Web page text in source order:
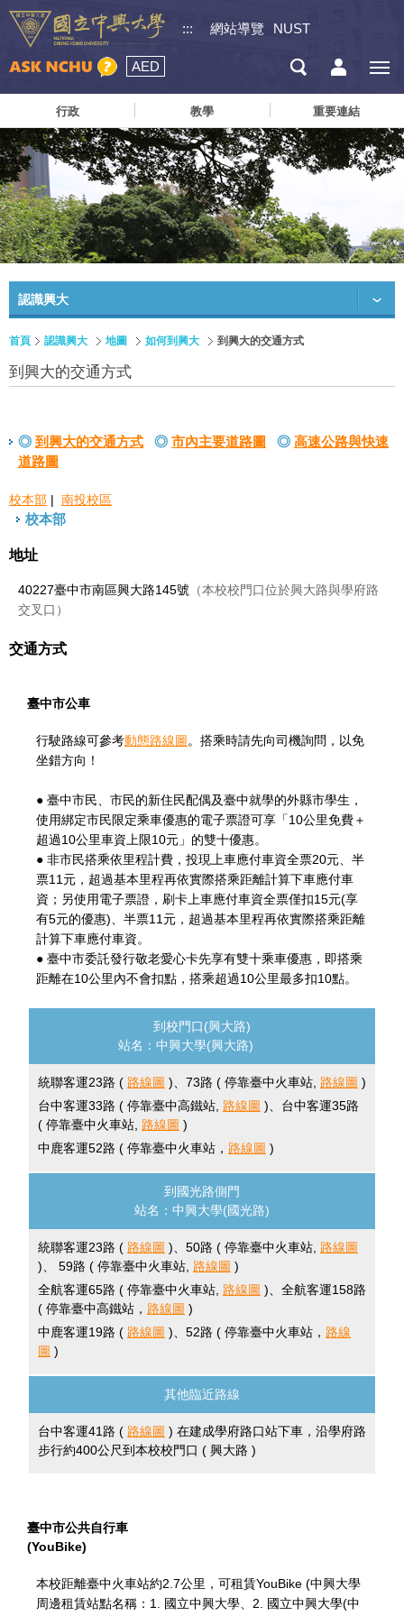
::: 網站導覽 NUST
AED
行政 教學 重要連結
認識興大
首頁 認識興大 地圖 如何到興大 到興大的交通方式
到興大的交通方式
◎ 到興大的交通方式 ◎ 市內主要道路圖 ◎ 高速公路與快速
道路圖
校本部 | 南投校區
校本部
地址
40227臺中市南區興大路145號 （本校校門口位於興大路與學府路
交叉口）
交通方式
臺中市公車
行駛路線可參考動態路線圖。搭乘時請先向司機詢問，以免
坐錯方向！
● 臺中市民、市民的新住民配偶及臺中就學的外縣市學生，
使用綁定市民限定乘車優惠的電子票證可享「10公里免費＋
超過10公里車資上限10元」的雙十優惠。
● 非市民搭乘依里程計費，投現上車應付車資全票20元、半
票11元，超過基本里程再依實際搭乘距離計算下車應付車
資；另使用電子票證，刷卡上車應付車資全票僅扣15元(享
有5元的優惠)、半票11元，超過基本里程再依實際搭乘距離
計算下車應付車資。
● 臺中市委託發行敬老愛心卡先享有雙十乘車優惠，即搭乘
距離在10公里內不會扣點，搭乘超過10公里最多扣10點。
到校門口(興大路)
站名：中興大學(興大路)
統聯客運23路 ( 路線圖 )、73路 ( 停靠臺中火車站, 路線圖 )
台中客運33路 ( 停靠臺中高鐵站, 路線圖 )、台中客運35路
( 停靠臺中火車站, 路線圖 )
中鹿客運52路 ( 停靠臺中火車站， 路線圖 )
到國光路側門
站名：中興大學(國光路)
統聯客運23路 ( 路線圖 )、50路 ( 停靠臺中火車站, 路線圖
)、 59路 ( 停靠臺中火車站, 路線圖 )
全航客運65路 ( 停靠臺中火車站, 路線圖 )、全航客運158路
( 停靠臺中高鐵站， 路線圖 )
中鹿客運19路 ( 路線圖 )、52路 ( 停靠臺中火車站， 路線
圖 )
其他臨近路線
台中客運41路 ( 路線圖 ) 在建成學府路口站下車，沿學府路
步行約400公尺到本校校門口 ( 興大路 )
臺中市公共自行車
(YouBike)
本校距離臺中火車站約2.7公里，可租賃YouBike (中興大學
周邊租賃站點名稱：1. 國立中興大學、2. 國立中興大學(中